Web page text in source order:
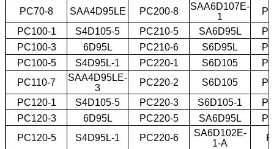
PC70-8 SAA4D95LE PC200-8
SAA6D107E-
1
PC100-1
S4D105-5 PC210-5 SA6D95L
PC100-3
6D95L PC210-6 S6D95L
PC100-5
S4D95L-1 PC220-1 S6D105
PC110-7
SAA4D95LE-
3
PC220-2 S6D105
PC120-1
S4D105-5 PC220-3 S6D105-1
PC120-3
6D95L PC220-5 SA6D95L
PC120-5
S4D95L-1 PC220-6
SA6D102E-
1-A